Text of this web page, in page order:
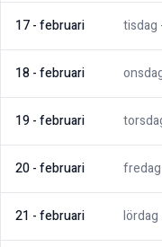
17-februari tisdag
18-februari
19-februari
20-februari fredag
21 -februari lördag